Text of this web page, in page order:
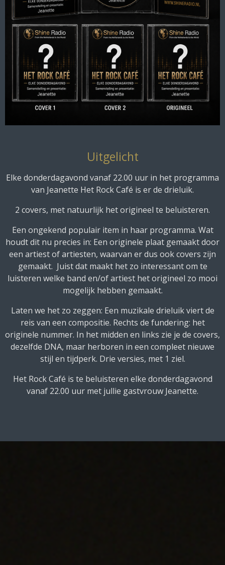
Uitgelicht
Elke donderdagavond vanaf 22.00 uur in het programma
van Jeanette Het Rock Café is er de drieluik.
2 covers, met natuurlijk het origineel te beluisteren.
Een ongekend populair item in haar programma. Wat
houdt dit nu precies in: Een originele plaat gemaakt door
een artiest of artiesten, waarvan er dus ook covers zijn
gemaakt. Juist dat maakt het zo interessant om te
luisteren welke band en/of artiest het origineel zo mooi
mogelijk hebben gemaakt.
Laten we het zo zeggen: Een muzikale drieluik viert de
reis van een compositie. Rechts de fundering: het
originele nummer. In het midden en links zie je de covers,
dezelfde DNA, maar herboren in een compleet nieuwe
stijl en tijdperk. Drie versies, met 1 ziel.
Het Rock Café is te beluisteren elke donderdagavond
vanaf 22.00 uur met jullie gastvrouw Jeanette.